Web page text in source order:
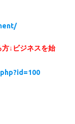
↓ビジネスを始